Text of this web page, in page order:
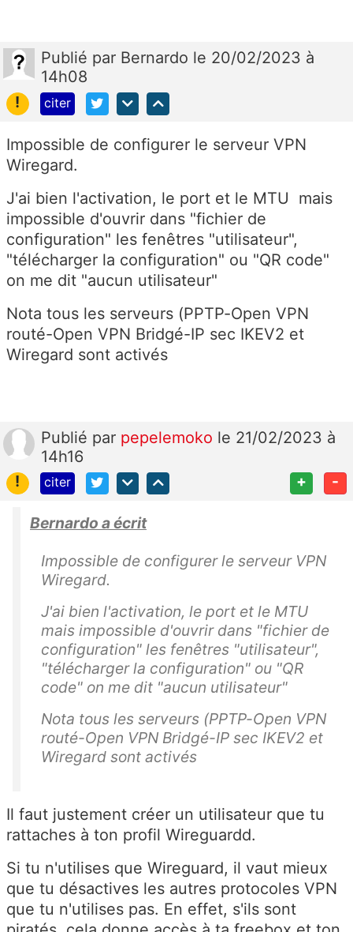
Publié par Bernardo le 20/02/2023 à
14h08
!
citer
Impossible de configurer le serveur VPN
Wiregard.
J'ai bien l'activation, le port et le MTU mais
impossible d'ouvrir dans "fichier de
configuration" les fenêtres "utilisateur",
"télécharger la configuration" ou "QR code"
on me dit "aucun utilisateur"
Nota tous les serveurs (PPTP-Open VPN
routé-Open VPN Bridgé-IP sec IKEV2 et
Wiregard sont activés
Publié par pepelemoko le 21/02/2023 à
14h16
!
citer + -
Bernardo a écrit
Impossible de configurer le serveur VPN
Wiregard.
J'ai bien l'activation, le port et le MTU
mais impossible d'ouvrir dans "fichier de
configuration" les fenêtres "utilisateur",
"télécharger la configuration" ou "QR
code" on me dit "aucun utilisateur"
Nota tous les serveurs (PPTP-Open VPN
routé-Open VPN Bridgé-IP sec IKEV2 et
Wiregard sont activés
Il faut justement créer un utilisateur que tu
rattaches à ton profil Wireguardd.
Si tu n'utilises que Wireguard, il vaut mieux
que tu désactives les autres protocoles VPN
que tu n'utilises pas. En effet, s'ils sont